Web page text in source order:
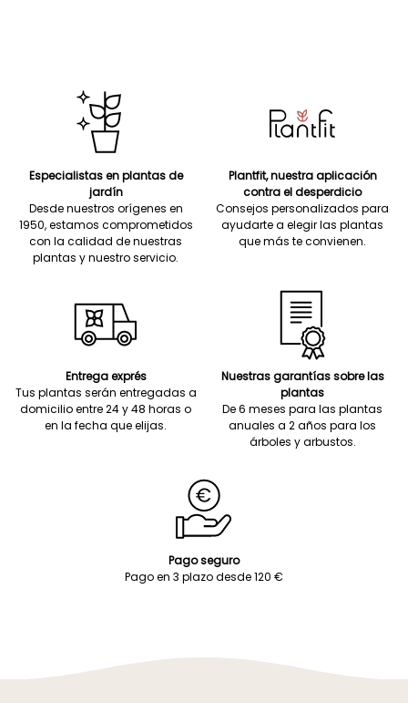
Especialistas en plantas de
jardín
Desde nuestros orígenes en
1950, estamos comprometidos
con la calidad de nuestras
plantas y nuestro servicio.
Plantfit, nuestra aplicación
contra el desperdicio
Consejos personalizados para
ayudarte a elegir las plantas
que más te convienen.
Entrega exprés
Tus plantas serán entregadas a
domicilio entre 24 y 48 horas o
en la fecha que elijas.
Nuestras garantías sobre las
plantas
De 6 meses para las plantas
anuales a 2 años para los
árboles y arbustos.
Pago seguro
Pago en 3 plazo desde 120 €